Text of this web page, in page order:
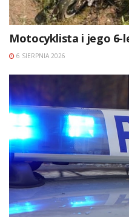
Motocyklista i jego 6-
6 SIERPNIA 2026